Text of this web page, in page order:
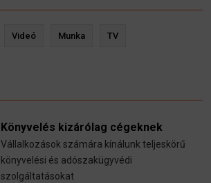
Videó Munka TV
Könyvelés kizárólag cégeknek
Vállalkozások számára kínálunk teljeskörű
könyvelési és adószakügyvédi
szolgáltatásokat